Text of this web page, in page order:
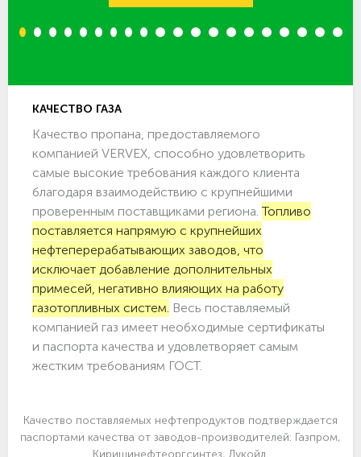
1 2 3 4 5 6 7 8 9 10 11 12 13 14 15 16 17 18 19 20
КАЧЕСТВО ГАЗА
Качество пропана, предоставляемого
компанией VERVEX, способно удовлетворить
самые высокие требования каждого клиента
благодаря взаимодействию с крупнейшими
проверенным поставщиками региона.Топливо
поставляется напрямую с крупнейших
нефтеперерабатывающих заводов, что
исключает добавление дополнительных
примесей, негативно влияющих на работу
газотопливных систем. Весь поставляемый
компанией газ имеет необходимые сертификаты
и паспорта качества и удовлетворяет самым
жестким требованиям ГОСТ.
Качество поставляемых нефтепродуктов подтверждается
паспортами качества от заводов-производителей: Газпром,
Киришинефтеоргсинтез, Лукойл.